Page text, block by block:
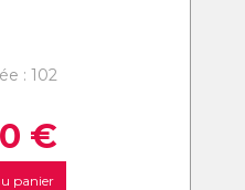
: 102
€
panier